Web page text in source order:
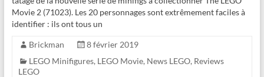
Movie 2 (71023). Les 20 personnages sont extrêmement faciles à
identifier : ils ont tous un
Brickman
8 février 2019
LEGO Minifigures, LEGO Movie, News LEGO, Reviews
LEGO